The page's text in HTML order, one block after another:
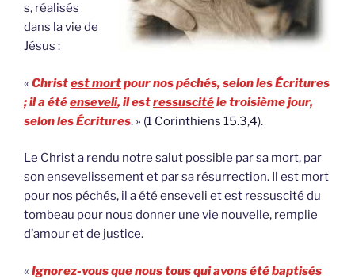
s, réalisés
dans la vie de
Jésus :
« Christest mortpour nos péchés, selon les Écritures
; il a étéenseveli, il estressuscitéle troisième jour,
selon les Écritures. » (1 Corinthiens 15.3,4).
Le Christ a rendu notre salut possible par sa mort, par
son ensevelissement et par sa résurrection. Il est mort
pour nos péchés, il a été enseveli et est ressuscité du
tombeau pour nous donner une vie nouvelle, remplie
d’amour et de justice.
« Ignorez-vous que nous tous qui avons été baptisés